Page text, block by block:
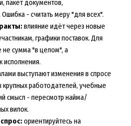
пакет документов,
- считать меру "для всех".
влияние идёт через новые
графики поставок. Для
не сумма "в целом", а
исполнения.
выступают изменения в спросе
крупных работодателей, учебные
смысл - пересмотр найма/
вилок.
ориентируйтесь на